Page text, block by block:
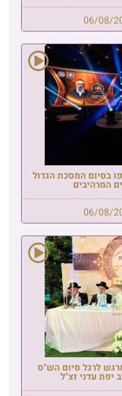
06/08/
בסיום המסכת הגדול
המרהיבים
06/08/
לרגל סיום הש"ס
יפת עדני זצ"ל